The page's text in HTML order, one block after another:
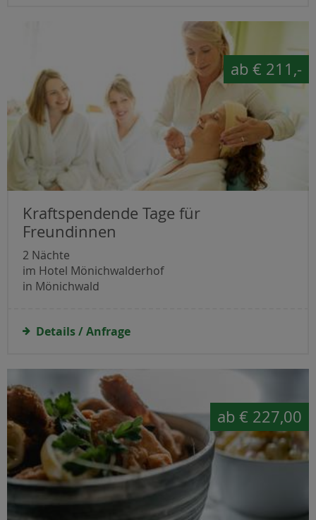
ab € 211,-
Kraftspendende Tage für
Freundinnen
2 Nächte
im Hotel Mönichwalderhof
in Mönichwald
Details / Anfrage
ab € 227,00